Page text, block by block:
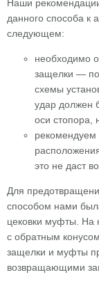
Наши
данного способа к
следующем:
необходимо
защелки —
схемы
удар должен
оси стопора,
рекомендуем
это не даст
Для
способом нами
цековки муфты. На
с обратным
защелки и муфты
возвращающими